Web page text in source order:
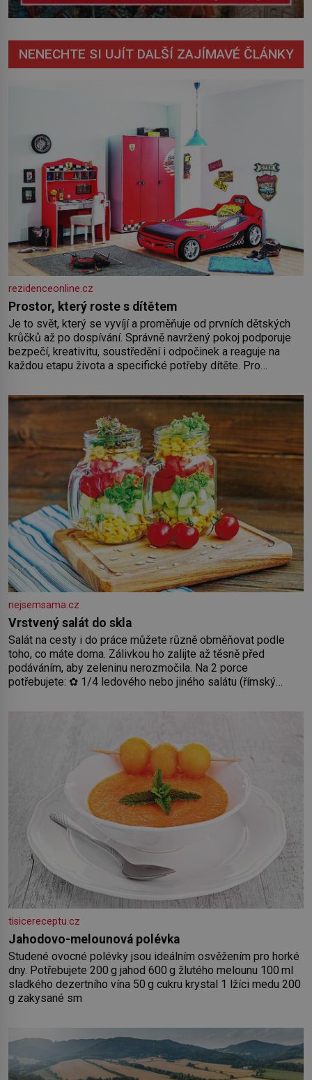
NENECHTE SI UJÍT DALŠÍ ZAJÍMAVÉ ČLÁNKY
rezidenceonline.cz
Prostor, který roste s dítětem
Je to svět, který se vyvíjí a proměňuje od prvních dětských
krůčků až po dospívání. Správně navržený pokoj podporuje
bezpečí, kreativitu, soustředění i odpočinek a reaguje na
každou etapu života a specifické potřeby dítěte. Pro
by pokoj miminka měl působit především klidně a útulně.
nejsemsama.cz
Vrstvený salát do skla
Salát na cesty i do práce můžete různě obměňovat podle
toho, co máte doma. Zálivkou ho zalijte až těsně před
podáváním, aby zeleninu nerozmočila. Na 2 porce
potřebujete: ✿ 1/4 ledového nebo jiného salátu (římský
2 rajčata Zálivka: ✿ 4 lžíce olivového oleje ✿ 1 lžíci citronové
tisicereceptu.cz
Jahodovo-melounová polévka
Studené ovocné polévky jsou ideálním osvěžením pro horké
dny. Potřebujete 200 g jahod 600 g žlutého melounu 100 ml
sladkého dezertního vína 50 g cukru krystal 1 lžíci medu 200
g zakysané sm